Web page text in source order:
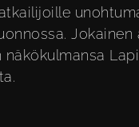
Jokainen
näkökulmansa